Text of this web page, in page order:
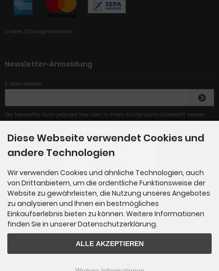
Unsere Zahlungsmethoden
Newsletter-Anmeldung
E-Mail-Adresse:
Der Newsletter kann jederzeit hier oder in Ihrem Kundenkonto abbestellt werden.
4.79/5.00
Sehr schnelle Lieferung und
Gesamt: 284
Diese Webseite verwendet Cookies und
andere Technologien
Wir verwenden Cookies und ähnliche Technologien, auch
von Drittanbietern, um die ordentliche Funktionsweise der
Website zu gewährleisten, die Nutzung unseres Angebotes
zu analysieren und Ihnen ein bestmögliches
Einkaufserlebnis bieten zu können. Weitere Informationen
finden Sie in unserer Datenschutzerklärung.
ALLE AKZEPTIEREN